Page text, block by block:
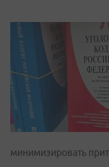
минимизировать